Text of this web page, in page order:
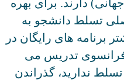
دارند. برای بهره
تسلط دانشجو به
برنامه های رایگان در
فرانسوی تدریس می
ندارید، گذراندن